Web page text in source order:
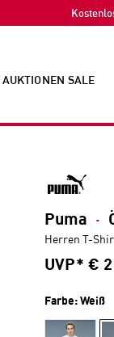
AUKTIONEN SALE
Puma ·
Herren T-
UVP* €
Farbe: Weiß